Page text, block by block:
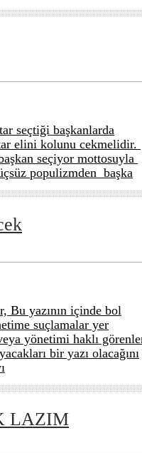
seçtiği başkanlarda
elini kolunu cekmelidir.
seçiyor mottosuyla
populizmden başka
Bu yazının içinde bol
suçlamalar yer
yönetimi haklı
bir yazı olacağını
LAZIM